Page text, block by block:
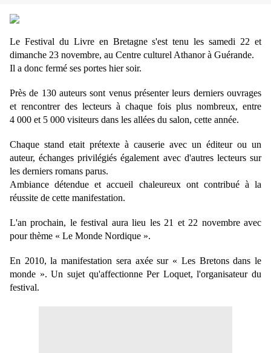
Le Festival du Livre en Bretagne s'est tenu les samedi 22 et
dimanche 23 novembre, au Centre culturel Athanor à Guérande.
Il a donc fermé ses portes hier soir.
Près de 130 auteurs sont venus présenter leurs derniers ouvrages
et rencontrer des lecteurs à chaque fois plus nombreux, entre
4 000 et 5 000 visiteurs dans les allées du salon, cette année.
Chaque stand etait prétexte à causerie avec un éditeur ou un
auteur, échanges privilégiés également avec d'autres lecteurs sur
les derniers romans parus.
Ambiance détendue et accueil chaleureux ont contribué à la
réussite de cette manifestation.
L'an prochain, le festival aura lieu les 21 et 22 novembre avec
pour thème « Le Monde Nordique ».
En 2010, la manifestation sera axée sur « Les Bretons dans le
monde ». Un sujet qu'affectionne Per Loquet, l'organisateur du
festival.